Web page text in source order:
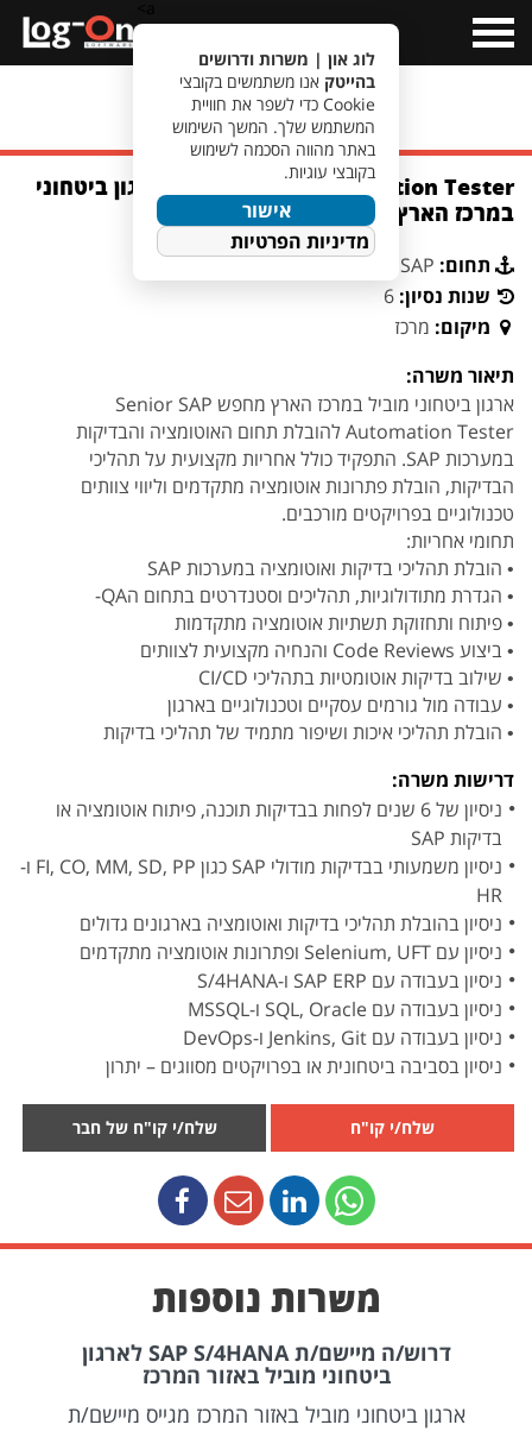
Menu
מעבר לחיפוש משרות
Senior SAP Automation Tester | ארגון ביטחוני
במרכז הארץ
תחום: SAP
שנות נסיון: 6
מיקום: מרכז
תיאור משרה:
ארגון ביטחוני מוביל במרכז הארץ מחפש Senior SAP
Automation Tester להובלת תחום האוטומציה והבדיקות
במערכות SAP. התפקיד כולל אחריות מקצועית על תהליכי
הבדיקות, הובלת פתרונות אוטומציה מתקדמים וליווי צוותים
טכנולוגיים בפרויקטים מורכבים.
תחומי אחריות:
• הובלת תהליכי בדיקות ואוטומציה במערכות SAP
• הגדרת מתודולוגיות, תהליכים וסטנדרטים בתחום הQA-
• פיתוח ותחזוקת תשתיות אוטומציה מתקדמות
• ביצוע Code Reviews והנחיה מקצועית לצוותים
• שילוב בדיקות אוטומטיות בתהליכי CI/CD
• עבודה מול גורמים עסקיים וטכנולוגיים בארגון
• הובלת תהליכי איכות ושיפור מתמיד של תהליכי בדיקות
דרישות משרה:
ניסיון של 6 שנים לפחות בבדיקות תוכנה, פיתוח אוטומציה או
בדיקות SAP
ניסיון משמעותי בבדיקות מודולי SAP כגון FI, CO, MM, SD, PP ו-
HR
ניסיון בהובלת תהליכי בדיקות ואוטומציה בארגונים גדולים
ניסיון עם Selenium, UFT ופתרונות אוטומציה מתקדמים
ניסיון בעבודה עם SAP ERP ו-S/4HANA
ניסיון בעבודה עם SQL, Oracle ו-MSSQL
ניסיון בעבודה עם Jenkins, Git ו-DevOps
ניסיון בסביבה ביטחונית או בפרויקטים מסווגים – יתרון
שלח/י קו"ח שלח/י קו"ח של חבר
משרות נוספות
דרוש/ה מיישם/ת SAP S/4HANA לארגון
ביטחוני מוביל באזור המרכז
ארגון ביטחוני מוביל באזור המרכז מגייס מיישם/ת
לוג און | משרות ודרושים
בהייטק אנו משתמשים בקובצי
Cookie כדי לשפר את חוויית
המשתמש שלך. המשך השימוש
באתר מהווה הסכמה לשימוש
בקובצי עוגיות.
אישור
מדיניות הפרטיות